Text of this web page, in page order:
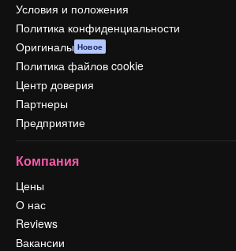
Условия и положения
Политика конфиденциальности
Оригиналы Новое
Политика файлов cookie
Центр доверия
Партнеры
Предприятие
Компания
Цены
О нас
Reviews
Вакансии